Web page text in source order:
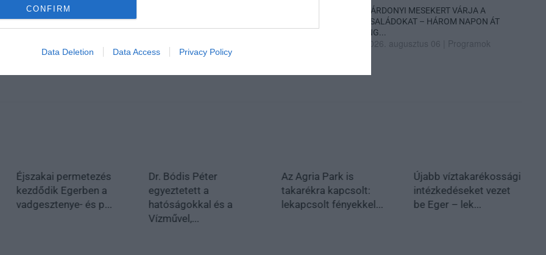
CONFIRM
Data Deletion Data Access Privacy Policy
GÁRDONYI MESEKERT VÁRJA A
CSALÁDOKAT – HÁROM NAPON ÁT
ING...
2026. augusztus 06 Programok
Éjszakai permetezés
kezdődik Egerben a
vadgesztenye- és p...
Dr. Bódis Péter
egyeztetett a
hatóságokkal és a
Vízművel,...
Az Agria Park is
takarékra kapcsolt:
lekapcsolt fényekkel...
Újabb víztakarékossági
intézkedéseket vezet
be Eger – lek...